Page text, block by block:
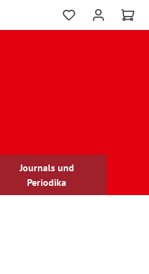
Journals und
Periodika